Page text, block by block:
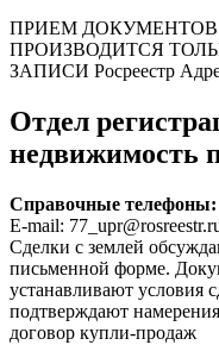
ПРИЕМ
ПРОИЗВОДИТСЯ
ЗАПИСИ Росреестр
Отдел
недвижимость
Справочные телефоны:
E-mail:
Сделки с землей
письменной форме.
устанавливают условия
подтверждают
договор купли-продаж